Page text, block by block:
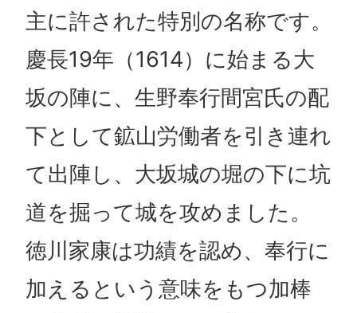
主に許された特別の名称です。
慶長19年（1614）に始まる大
坂の陣に、生野奉行間宮氏の配
下として鉱山労働者を引き連れ
て出陣し、大坂城の堀の下に坑
道を掘って城を攻めました。
徳川家康は功績を認め、奉行に
加えるという意味をもつ加棒